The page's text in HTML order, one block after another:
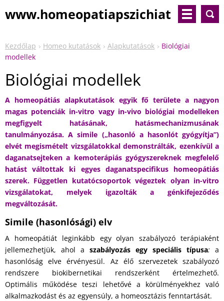
www.homeopatiapszichiat
Kezdőlap Homeo kutatások Alapkutatások
Biológiai
modellek
Biológiai modellek
A homeopátiás alapkutatások egyik fő területe a nagyon
magas potenciák in-vitro vagy in-vivo biológiai modelleken
megfigyelt hatásának, hatásmechanizmusának
tanulmányozása. A simile („hasonló a hasonlót gyógyítja”)
elvét megismételt vizsgálatokkal demonstrálták, ezenkívül a
daganatsejteken a kemoterápiás gyógyszereknek megfelelő
hatást váltottak ki egyes daganatspecifikus homeopátiás
szerek. Független kutatócsoportok végeztek olyan in-vitro
vizsgálatokat, melyek igazolták a génkifejeződés
megváltozását.
Simile (hasonlósági) elv
A homeopátiát leginkább egy olyan szabályozó terápiaként
jellemezhetjük, ahol a szabályozás egy speciális típusa: a
hasonlóság elve érvényesül. Az élő szervezetek szabályozó
rendszere biokibernetikai rendszerként értelmezhető.
Optimális működése teszi lehetővé a körülményekhez való
alkalmazkodást és az egyensúly, a homeosztázis fenntartását.